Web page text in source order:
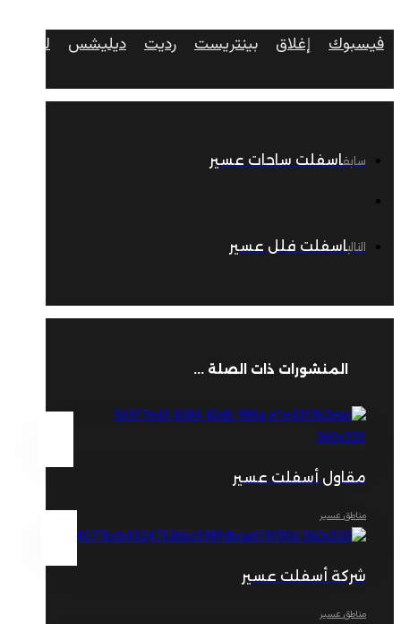
فيسبوك إغلاق بينتريست رديت ديليشس لينكدإن
سابقاسفلت ساحات عسير
التالياسفلت فلل عسير
المنشورات ذات الصلة ...
مقاول أسفلت عسير
مناطق عسير
شركة أسفلت عسير
مناطق عسير